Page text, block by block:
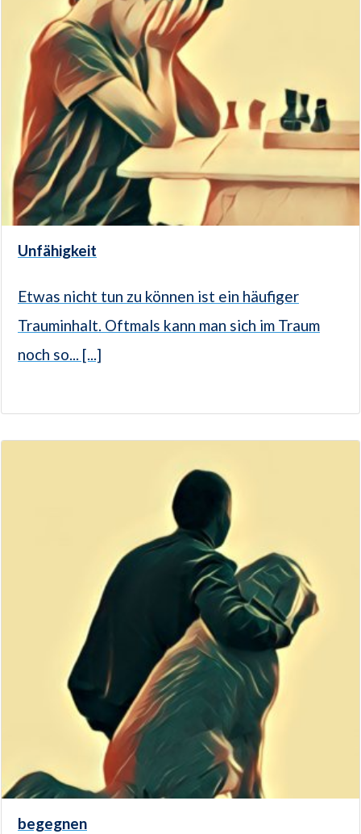
Unfähigkeit
Etwas nicht tun zu können ist ein häufiger
Trauminhalt. Oftmals kann man sich im Traum
noch so... [...]
begegnen